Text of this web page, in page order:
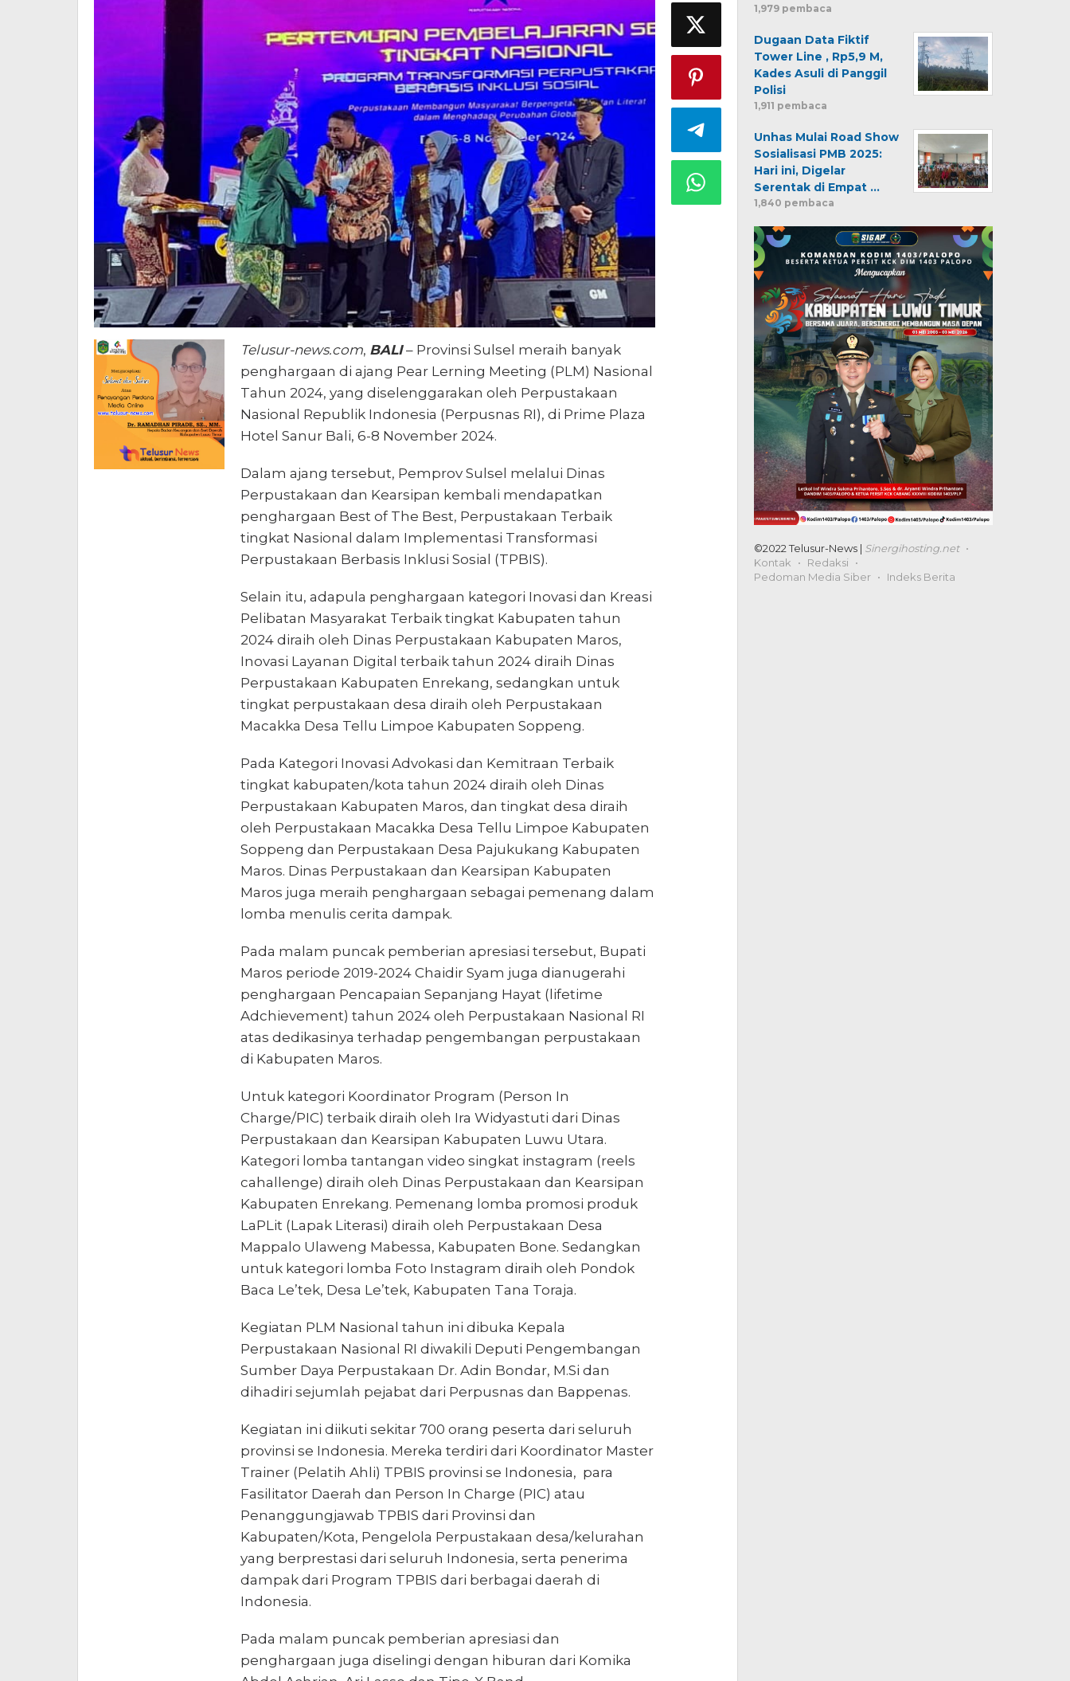
Telusur-news.com, BALI– Provinsi Sulsel meraih banyak
penghargaan di ajang Pear Lerning Meeting (PLM) Nasional
Tahun 2024, yang diselenggarakan oleh Perpustakaan
Nasional Republik Indonesia (Perpusnas RI), di Prime Plaza
Hotel Sanur Bali, 6-8 November 2024.
Dalam ajang tersebut, Pemprov Sulsel melalui Dinas
Perpustakaan dan Kearsipan kembali mendapatkan
penghargaan Best of The Best, Perpustakaan Terbaik
tingkat Nasional dalam Implementasi Transformasi
Perpustakaan Berbasis Inklusi Sosial (TPBIS).
Selain itu, adapula penghargaan kategori Inovasi dan Kreasi
Pelibatan Masyarakat Terbaik tingkat Kabupaten tahun
2024 diraih oleh Dinas Perpustakaan Kabupaten Maros,
Inovasi Layanan Digital terbaik tahun 2024 diraih Dinas
Perpustakaan Kabupaten Enrekang, sedangkan untuk
tingkat perpustakaan desa diraih oleh Perpustakaan
Macakka Desa Tellu Limpoe Kabupaten Soppeng.
Pada Kategori Inovasi Advokasi dan Kemitraan Terbaik
tingkat kabupaten/kota tahun 2024 diraih oleh Dinas
Perpustakaan Kabupaten Maros, dan tingkat desa diraih
oleh Perpustakaan Macakka Desa Tellu Limpoe Kabupaten
Soppeng dan Perpustakaan Desa Pajukukang Kabupaten
Maros. Dinas Perpustakaan dan Kearsipan Kabupaten
Maros juga meraih penghargaan sebagai pemenang dalam
lomba menulis cerita dampak.
Pada malam puncak pemberian apresiasi tersebut, Bupati
Maros periode 2019-2024 Chaidir Syam juga dianugerahi
penghargaan Pencapaian Sepanjang Hayat (lifetime
Adchievement) tahun 2024 oleh Perpustakaan Nasional RI
atas dedikasinya terhadap pengembangan perpustakaan
di Kabupaten Maros.
Untuk kategori Koordinator Program (Person In
Charge/PIC) terbaik diraih oleh Ira Widyastuti dari Dinas
Perpustakaan dan Kearsipan Kabupaten Luwu Utara.
Kategori lomba tantangan video singkat instagram (reels
cahallenge) diraih oleh Dinas Perpustakaan dan Kearsipan
Kabupaten Enrekang. Pemenang lomba promosi produk
LaPLit (Lapak Literasi) diraih oleh Perpustakaan Desa
Mappalo Ulaweng Mabessa, Kabupaten Bone. Sedangkan
untuk kategori lomba Foto Instagram diraih oleh Pondok
Baca Le’tek, Desa Le’tek, Kabupaten Tana Toraja.
Kegiatan PLM Nasional tahun ini dibuka Kepala
Perpustakaan Nasional RI diwakili Deputi Pengembangan
Sumber Daya Perpustakaan Dr. Adin Bondar, M.Si dan
dihadiri sejumlah pejabat dari Perpusnas dan Bappenas.
Kegiatan ini diikuti sekitar 700 orang peserta dari seluruh
provinsi se Indonesia. Mereka terdiri dari Koordinator Master
Trainer (Pelatih Ahli) TPBIS provinsi se Indonesia, para
Fasilitator Daerah dan Person In Charge (PIC) atau
Penanggungjawab TPBIS dari Provinsi dan
Kabupaten/Kota, Pengelola Perpustakaan desa/kelurahan
yang berprestasi dari seluruh Indonesia, serta penerima
dampak dari Program TPBIS dari berbagai daerah di
Indonesia.
Pada malam puncak pemberian apresiasi dan
penghargaan juga diselingi dengan hiburan dari Komika
1,979 pembaca
Dugaan Data Fiktif
Tower Line , Rp5,9 M,
Kades Asuli di Panggil
Polisi
1,911 pembaca
Unhas Mulai Road Show
Sosialisasi PMB 2025:
Hari ini, Digelar
Serentak di Empat …
1,840 pembaca
©2022 Telusur-News | Sinergihosting.net
Kontak
Redaksi
Pedoman Media Siber
Indeks Berita